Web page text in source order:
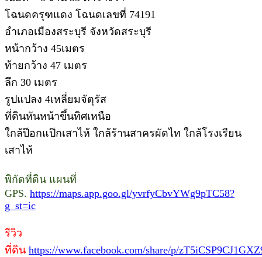
โฉนดครุฑแดง โฉนดเลขที่ 74191
อำเภอเมืองสระบุรี จังหวัดสระบุรี
หน้ากว้าง 45เมตร
ท้ายกว้าง 47 เมตร
ลึก 30 เมตร
รูปแปลง 4เหลี่ยมจัตุรัส
ที่ดินหันหน้าขึ้นทิศเหนือ
ใกล้ป๊อกแป๊กเสาไห้ ใกล้ร้านสาครผัดไท ใกล้โรงเรียน
เสาไห้
พิกัดที่ดิน แผนที่
GPS. https://maps.app.goo.gl/yvrfyCbvYWg9pTC58?
g_st=ic
รีวิว
ที่ดิน https://www.facebook.com/share/p/